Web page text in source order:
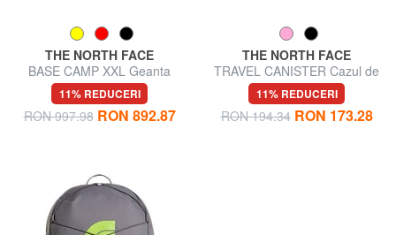
THE NORTH FACE
BASE CAMP XXL Geanta
rucsac
11% REDUCERI
RON 997.98 RON 892.87
THE NORTH FACE
TRAVEL CANISTER Cazul de
frumusețe S
11% REDUCERI
RON 194.34 RON 173.28